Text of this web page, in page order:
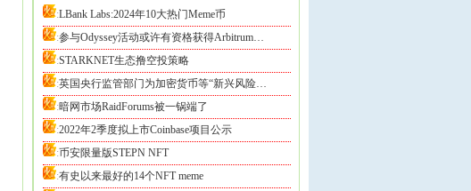
:LBank Labs:2024年10大热门Meme币
:参与Odyssey活动或许有资格获得Arbitrum…
:STARKNET生态撸空投策略
:英国央行监管部门为加密货币等“新兴风险…
:暗网市场RaidForums被一锅端了
:2022年2季度拟上市Coinbase项目公示
:币安限量版STEPN NFT
:有史以来最好的14个NFT meme